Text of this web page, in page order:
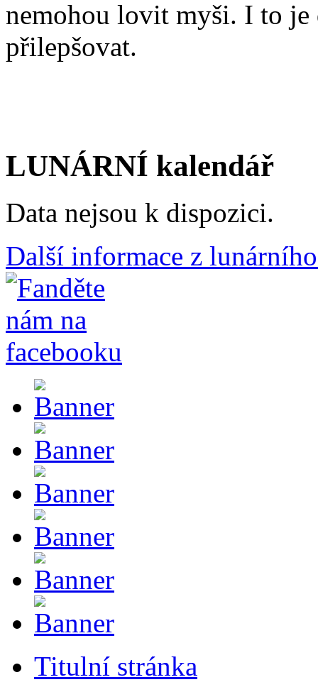
nemohou lovit myši. I to
přilepšovat.
LUNÁRNÍ kalendář
Data nejsou k dispozici.
Další informace z
Titulní stránka